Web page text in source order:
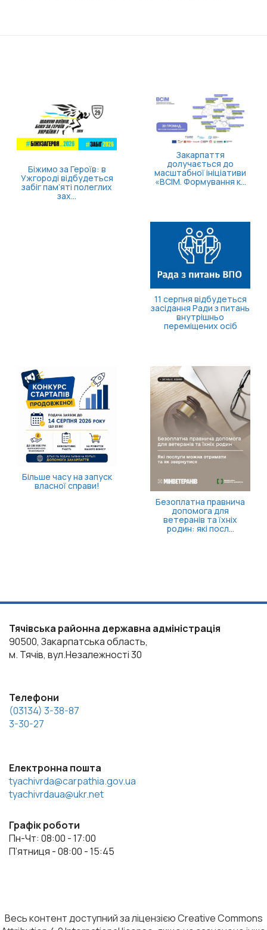
Закарпаття
долучається до
масштабної ініціативи
«ВСІМ. Формування к...
продовження
стаціонарного лікув...
Як отримати
компенсацію за товари,
придбані для
ветеранського бізнесу
Тячівська районна державна адміністрація
90500, Закарпатська область,
м. Тячів, вул.Незалежності 30
Телефони
(03134) 3-38-87
3-30-27
Електронна пошта
tyachivrda@carpathia.gov.ua
tyachivrdaua@ukr.net
Графік роботи
Пн-Чт: 08:00 - 17:00
П’ятниця - 08:00 - 15:45
Весь контент доступний за ліцензією Creative Commons